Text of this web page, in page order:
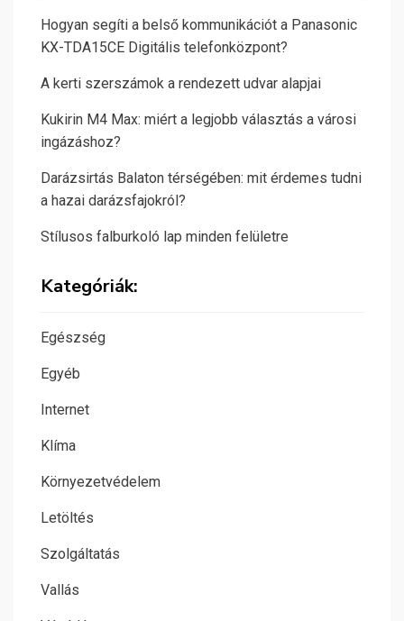
Hogyan segíti a belső kommunikációt a Panasonic
KX-TDA15CE Digitális telefonközpont?
A kerti szerszámok a rendezett udvar alapjai
Kukirin M4 Max: miért a legjobb választás a városi
ingázáshoz?
Darázsirtás Balaton térségében: mit érdemes tudni
a hazai darázsfajokról?
Stílusos falburkoló lap minden felületre
Kategóriák:
Egészség
Egyéb
Internet
Klíma
Környezetvédelem
Letöltés
Szolgáltatás
Vallás